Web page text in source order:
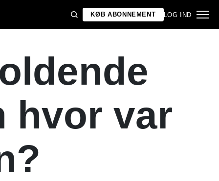
KØB ABONNEMENT LOG IND
hvor var